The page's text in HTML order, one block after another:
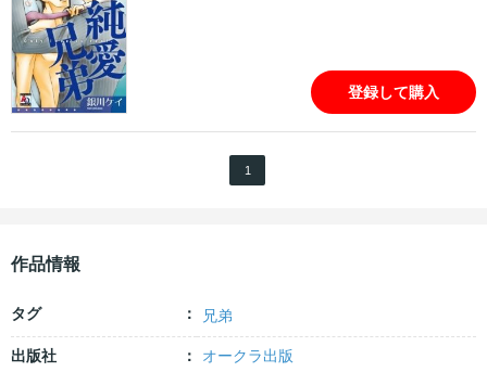
登録して購入
1
作品情報
タグ 兄弟
出版社 オークラ出版